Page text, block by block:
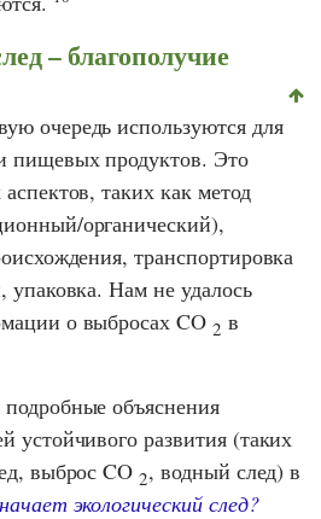
– благополучие
очередь используются для
пищевых продуктов. Это
таких как метод
органический),
транспортировка
упаковка. Нам не удалось
о выбросах CO 2 в
объяснения
устойчивого развития (таких
выброс CO2, водный след) в
экологический след?